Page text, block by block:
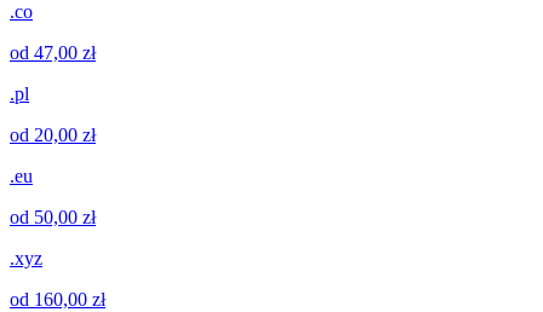
.co
od 47,00 zł
.pl
od 20,00 zł
.eu
od 50,00 zł
.xyz
od 160,00 zł